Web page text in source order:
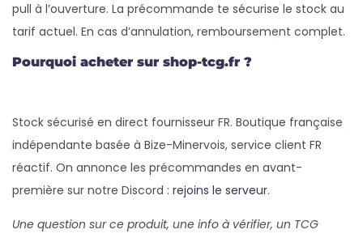
pull à l’ouverture. La précommande te sécurise le stock au
tarif actuel. En cas d’annulation, remboursement complet.
Pourquoi acheter sur shop-tcg.fr ?
Stock sécurisé en direct fournisseur FR. Boutique française
indépendante basée à Bize-Minervois, service client FR
réactif. On annonce les précommandes en avant-
première sur notre Discord : rejoins le serveur.
Une question sur ce produit, une info à vérifier, un TCG